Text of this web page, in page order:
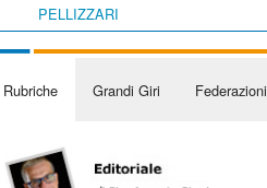
PELLIZZARI
Rubriche Grandi Giri Federazioni